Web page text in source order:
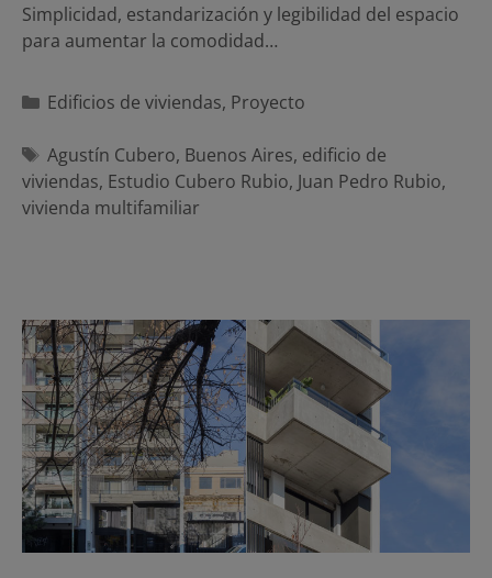
Simplicidad, estandarización y legibilidad del espacio
para aumentar la comodidad…
Categorías
Edificios de viviendas, Proyecto
Etiquetas
Agustín Cubero, Buenos Aires, edificio de
viviendas, Estudio Cubero Rubio, Juan Pedro Rubio,
vivienda multifamiliar